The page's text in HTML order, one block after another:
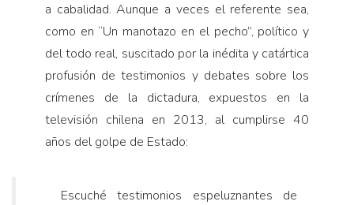
a cabalidad. Aunque a veces el referente sea,
como en “Un manotazo en el pecho”, político y
del todo real, suscitado por la inédita y catártica
profusión de testimonios y debates sobre los
crímenes de la dictadura, expuestos en la
televisión chilena en 2013, al cumplirse 40
años del golpe de Estado:
Escuché testimonios espeluznantes de